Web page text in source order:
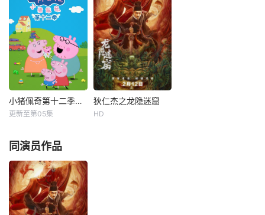
八座山讲述了一段
友情的故事。孩子
成长为男人，他们
在这一过程中试图
不重复父亲的命
运，但他们选择的
人生道路却最终把
他们带回了各自的
家园。彼得罗是一
小猪佩奇第十二季国语
每天 更1为了迎接
新的家庭成员，猪
爸爸和猪妈妈不得
不准备搬家。在兔
小姐的带领下，佩
奇一家看了很多套
房子，却没能找到
小猪佩奇第十二季国语
更新至第05集
狄仁杰之龙隐迷窟
狄仁杰之龙隐迷窟
HD
同演员作品